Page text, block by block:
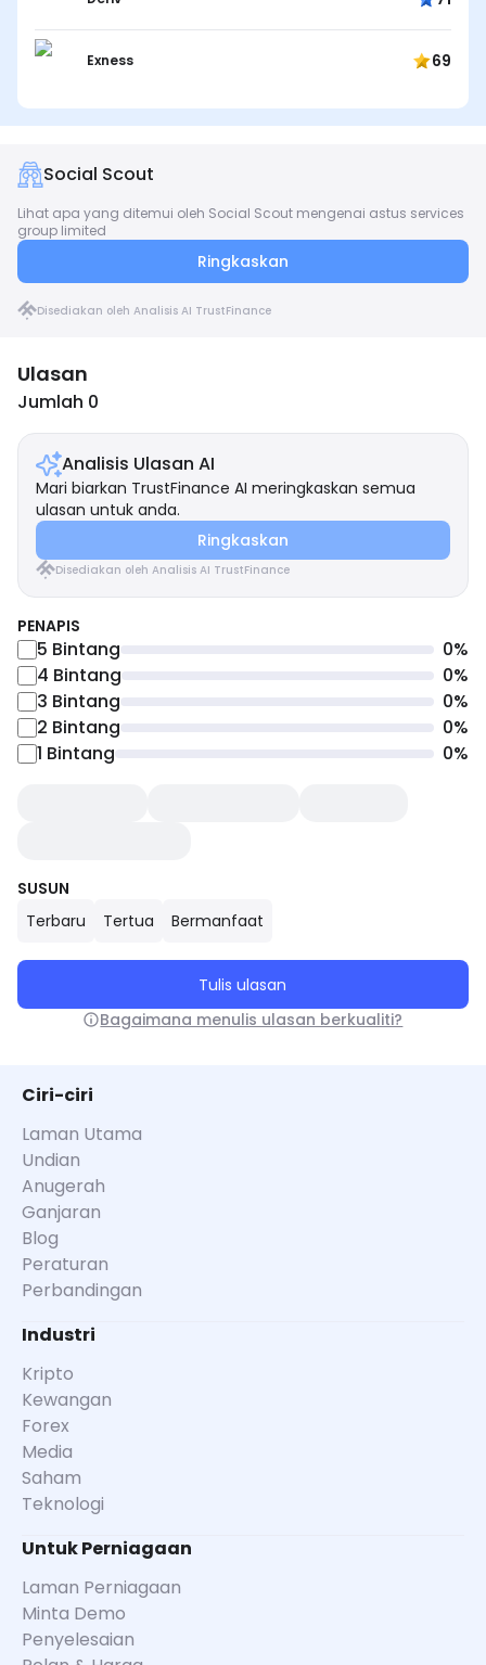
Exness 69
Social Scout
Lihat apa yang ditemui oleh Social Scout mengenai astus services
group limited
Ringkaskan
Disediakan oleh Analisis AI TrustFinance
Ulasan
Jumlah 0
Analisis Ulasan AI
Mari biarkan TrustFinance AI meringkaskan semua
ulasan untuk anda.
Ringkaskan
Disediakan oleh Analisis AI TrustFinance
PENAPIS
5 Bintang 0%
4 Bintang 0%
3 Bintang 0%
2 Bintang 0%
1 Bintang 0%
SUSUN
Terbaru
Tertua Bermanfaat
Tulis ulasan
Bagaimana menulis ulasan berkualiti?
Ciri-ciri
Laman Utama
Undian
Anugerah
Ganjaran
Blog
Peraturan
Perbandingan
Industri
Kripto
Kewangan
Forex
Media
Saham
Teknologi
Untuk Perniagaan
Laman Perniagaan
Minta Demo
Penyelesaian